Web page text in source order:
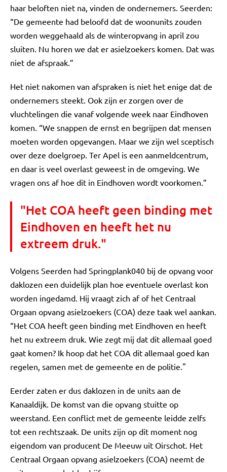
haar beloften niet na, vinden de ondernemers. Seerden:
“De gemeente had beloofd dat de woonunits zouden
worden weggehaald als de winteropvang in april zou
sluiten. Nu horen we dat er asielzoekers komen. Dat was
niet de afspraak.”
Het niet nakomen van afspraken is niet het enige dat de
ondernemers steekt. Ook zijn er zorgen over de
vluchtelingen die vanaf volgende week naar Eindhoven
komen. “We snappen de ernst en begrijpen dat mensen
moeten worden opgevangen. Maar we zijn wel sceptisch
over deze doelgroep. Ter Apel is een aanmeldcentrum,
en daar is veel overlast geweest in de omgeving. We
vragen ons af hoe dit in Eindhoven wordt voorkomen.”
"Het COA heeft geen binding met
Eindhoven en heeft het nu
extreem druk."
Volgens Seerden had Springplank040 bij de opvang voor
daklozen een duidelijk plan hoe eventuele overlast kon
worden ingedamd. Hij vraagt zich af of het Centraal
Orgaan opvang asielzoekers (COA) deze taak wel aankan.
“Het COA heeft geen binding met Eindhoven en heeft
het nu extreem druk. Wie zegt mij dat dit allemaal goed
gaat komen? Ik hoop dat het COA dit allemaal goed kan
regelen, samen met de gemeente en de politie."
Eerder zaten er dus daklozen in de units aan de
Kanaaldijk. De komst van die opvang stuitte op
weerstand. Een conflict met de gemeente leidde zelfs
tot een rechtszaak. De units zijn op dit moment nog
eigendom van producent De Meeuw uit Oirschot. Het
Centraal Orgaan opvang asielzoekers (COA) neemt de